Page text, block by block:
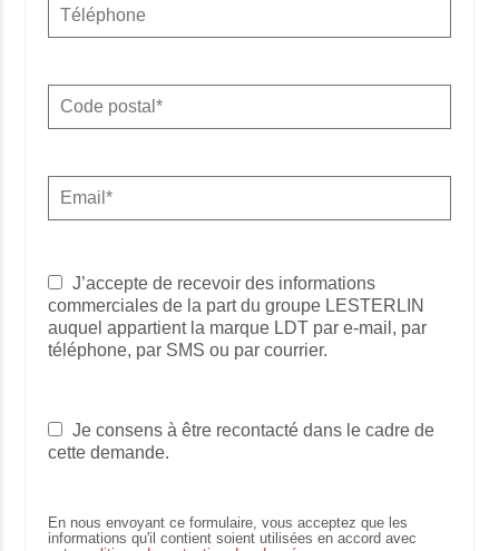
J’accepte de recevoir des informations
commerciales de la part du groupe LESTERLIN
auquel appartient la marque LDT par e-mail, par
téléphone, par SMS ou par courrier.
Je consens à être recontacté dans le cadre de
cette demande.
En nous envoyant ce formulaire, vous acceptez que les
informations qu'il contient soient utilisées en accord avec